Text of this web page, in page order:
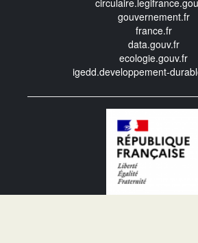
gouvernement.fr
france.fr
data.gouv.fr
ecologie.gouv.fr
igedd.developpement-